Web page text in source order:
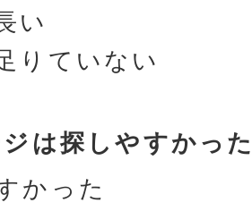
い
りていない
は探しやすかっ
かった